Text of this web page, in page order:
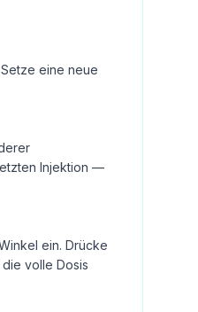
eine neue
Injektion —
ein. Drücke
volle Dosis